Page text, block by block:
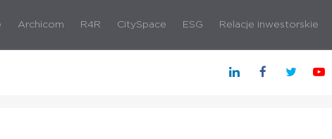
Archicom R4R CitySpace ESG Relacje inwestorskie